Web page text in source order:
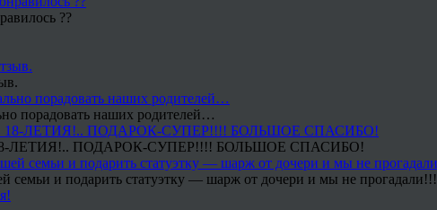
??
порадовать наших родителей…
ПОДАРОК-СУПЕР!!!! БОЛЬШОЕ СПАСИБО!
семьи и подарить статуэтку — шарж от дочери и мы не прогадали!!!